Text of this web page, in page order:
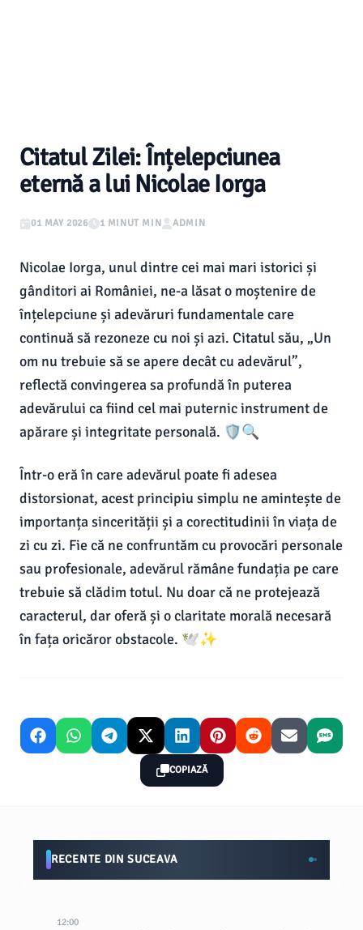
Citatul Zilei: Înțelepciunea
eternă a lui Nicolae Iorga
01 MAY 2026 1 MINUT MIN ADMIN
Nicolae Iorga, unul dintre cei mai mari istorici și
gânditori ai României, ne-a lăsat o moștenire de
înțelepciune și adevăruri fundamentale care
continuă să rezoneze cu noi și azi. Citatul său, „Un
om nu trebuie să se apere decât cu adevărul”,
reflectă convingerea sa profundă în puterea
adevărului ca fiind cel mai puternic instrument de
apărare și integritate personală. 🛡️🔍
Într-o eră în care adevărul poate fi adesea
distorsionat, acest principiu simplu ne amintește de
importanța sincerității și a corectitudinii în viața de
zi cu zi. Fie că ne confruntăm cu provocări personale
sau profesionale, adevărul rămâne fundația pe care
trebuie să clădim totul. Nu doar că ne protejează
caracterul, dar oferă și o claritate morală necesară
în fața oricăror obstacole. 🕊️✨
COPIAZĂ
RECENTE DIN SUCEAVA
12:00